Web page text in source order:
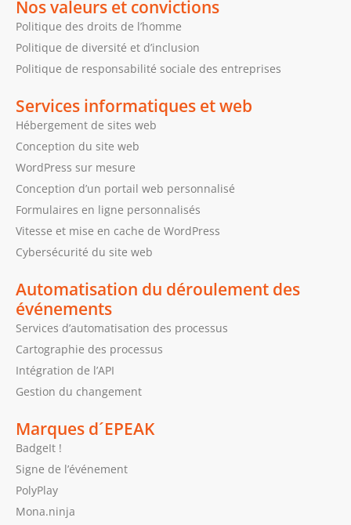
Nos valeurs et convictions
Politique des droits de l’homme
Politique de diversité et d’inclusion
Politique de responsabilité sociale des entreprises
Services informatiques et web
Hébergement de sites web
Conception du site web
WordPress sur mesure
Conception d’un portail web personnalisé
Formulaires en ligne personnalisés
Vitesse et mise en cache de WordPress
Cybersécurité du site web
Automatisation du déroulement des
événements
Services d’automatisation des processus
Cartographie des processus
Intégration de l’API
Gestion du changement
Marques d´EPEAK
BadgeIt !
Signe de l’événement
PolyPlay
Mona.ninja